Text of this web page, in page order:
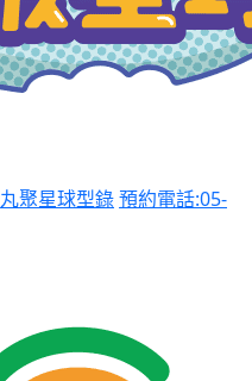
丸聚星球型錄預約電話:05-